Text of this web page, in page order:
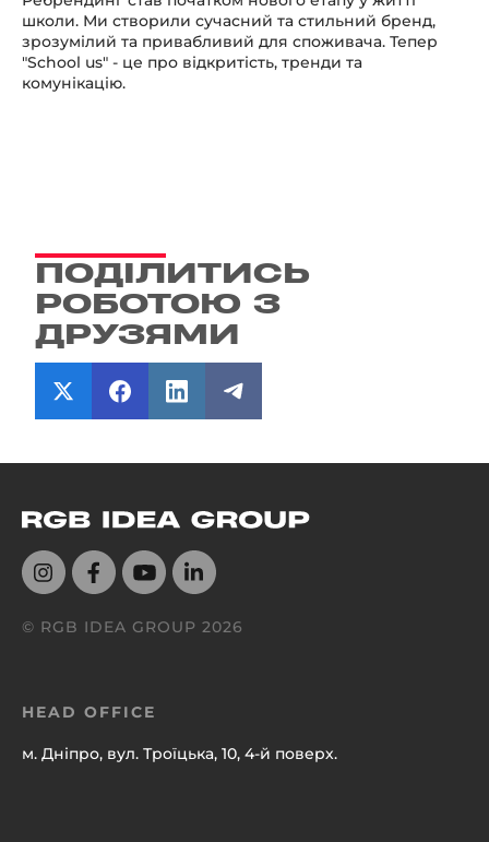
школи. Ми створили сучасний та стильний бренд,
зрозумілий та привабливий для споживача. Тепер
"School us" - це про відкритість, тренди та
комунікацію.
ПОДІЛИТИСЬ
РОБОТОЮ З
ДРУЗЯМИ
© RGB IDEA GROUP 2026
HEAD OFFICE
м. Дніпро, вул. Троїцька, 10, 4-й поверх.